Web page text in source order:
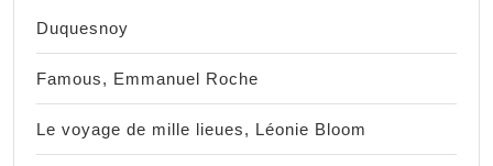
Duquesnoy
Famous, Emmanuel Roche
Le voyage de mille lieues, Léonie Bloom